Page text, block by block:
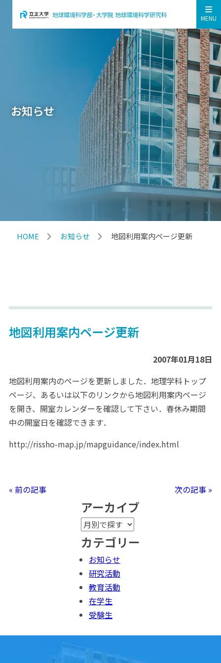
MENU
お知らせ
HOME お知らせ 地図利用案内ページ更新
地図利用案内ページ更新
2007年01月18日
地図利用案内のページを更新しました．地理学科トップ
ページ、あるいは以下のリンクから地図利用案内ページ
を開き、開室カレンダーを確認して下さい．春休み期間
中の開室日を確認できます．
http://rissho-map.jp/mapguidance/index.html
« 前の記事 次の記事 »
アーカイブ
カテゴリー
お知らせ
研究活動
教育活動
在学生
受験生